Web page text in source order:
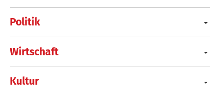
Politik
Wirtschaft
Kultur